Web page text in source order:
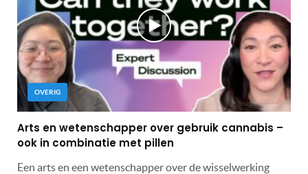
OVERIG
Arts en wetenschapper over gebruik cannabis –
ook in combinatie met pillen
Een arts en een wetenschapper over de wisselwerking